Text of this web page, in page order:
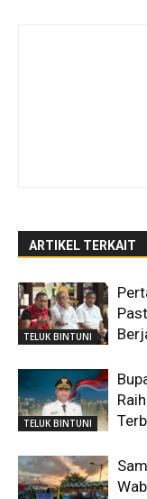
ARTIKEL TERKAIT
TELUK BINTUNI
TELUK BINTUNI